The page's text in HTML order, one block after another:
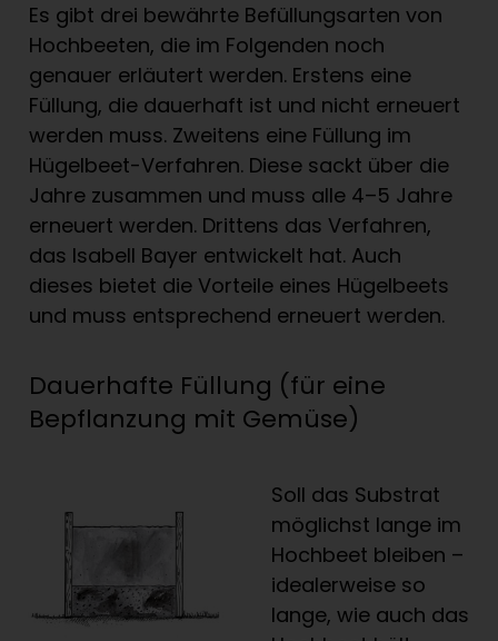
Es gibt drei bewährte Befüllungsarten von
Hochbeeten, die im Folgenden noch
genauer erläutert werden. Erstens eine
Füllung, die dauerhaft ist und nicht erneuert
werden muss. Zweitens eine Füllung im
Hügelbeet-Verfahren. Diese sackt über die
Jahre zusammen und muss alle 4–5 Jahre
erneuert werden. Drittens das Verfahren,
das Isabell Bayer entwickelt hat. Auch
dieses bietet die Vorteile eines Hügelbeets
und muss entsprechend erneuert werden.
Dauerhafte Füllung (für eine
Bepflanzung mit Gemüse)
Soll das Substrat
möglichst lange im
Hochbeet bleiben –
idealerweise so
lange, wie auch das